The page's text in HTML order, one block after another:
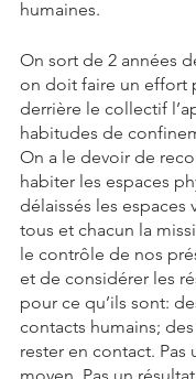
humaines.
On sort de 2 années
on doit faire un effort
derrière le collectif
habitudes de
On a le devoir de
habiter les espaces
délaissés les espaces
tous et chacun la
le contrôle de nos
et de considérer les
pour ce qu’ils sont:
contacts humains;
rester en contact. Pas